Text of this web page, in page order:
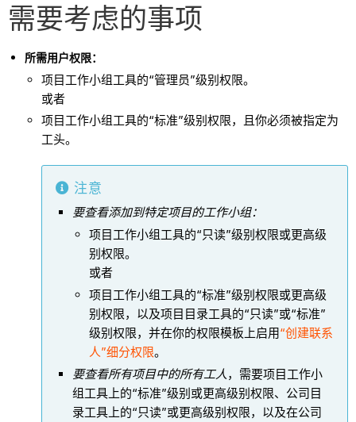
需要考虑的事项
所需用户权限：
项目工作小组工具的“管理员”级别权限。
或者
项目工作小组工具的“标准”级别权限，且你必须被指定为
工头。
注意
要查看添加到特定项目的工作小组：
项目工作小组工具的“只读”级别权限或更高级
别权限。
或者
项目工作小组工具的“标准”级别权限或更高级
别权限，以及项目目录工具的“只读”或“标准”
级别权限，并在你的权限模板上启用“创建联系
人”细分权限。
要查看所有项目中的所有工人 ，需要项目工作小
组工具上的“标准”级别或更高级别权限、公司目
录工具上的“只读”或更高级别权限，以及在公司